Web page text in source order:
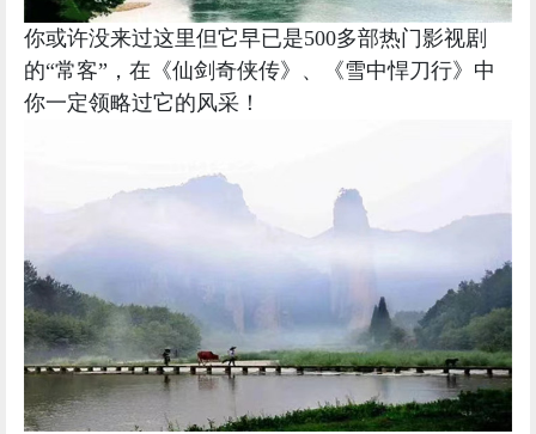
你或许没来过这里但它早已是500多部热门影视剧
的“常客”， 在《仙剑奇侠传》、《雪中悍刀行》中
你一定领略过它的风采！